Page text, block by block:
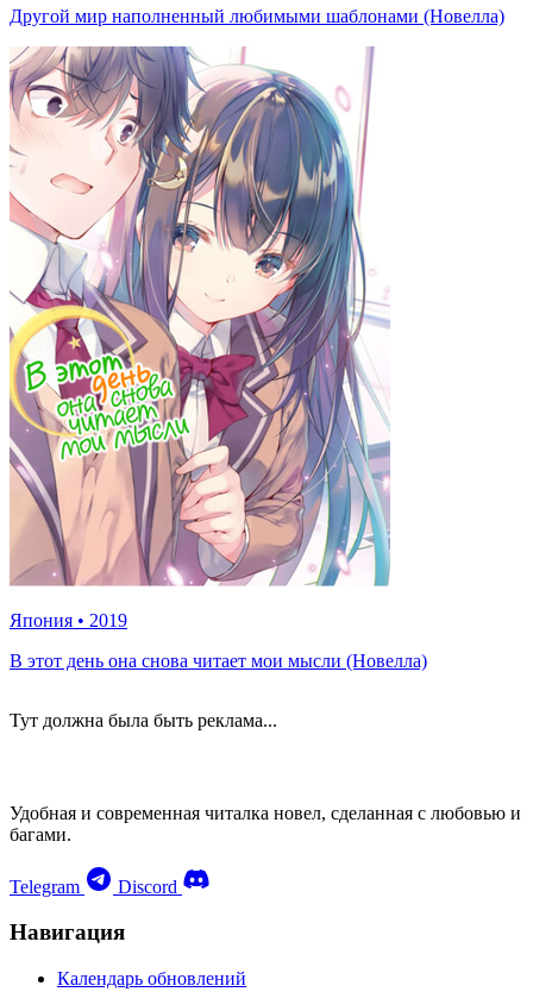
Другой мир наполненный любимыми шаблонами (Новелла)
Япония • 2019
В этот день она снова читает мои мысли (Новелла)
Тут должна была быть реклама...
Удобная и современная читалка новел, сделанная с любовью и
багами.
Telegram Discord
Навигация
Календарь обновлений